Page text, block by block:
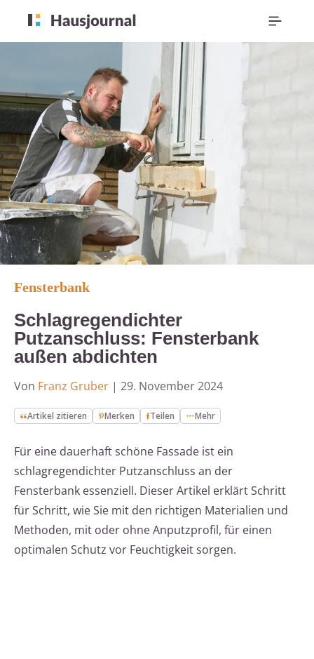
Fensterbank
Schlagregendichter
Putzanschluss: Fensterbank
außen abdichten
Von Franz Gruber | 29. November 2024
Artikel zitieren Merken Teilen Mehr
Für eine dauerhaft schöne Fassade ist ein
schlagregendichter Putzanschluss an der
Fensterbank essenziell. Dieser Artikel erklärt Schritt
für Schritt, wie Sie mit den richtigen Materialien und
Methoden, mit oder ohne Anputzprofil, für einen
optimalen Schutz vor Feuchtigkeit sorgen.